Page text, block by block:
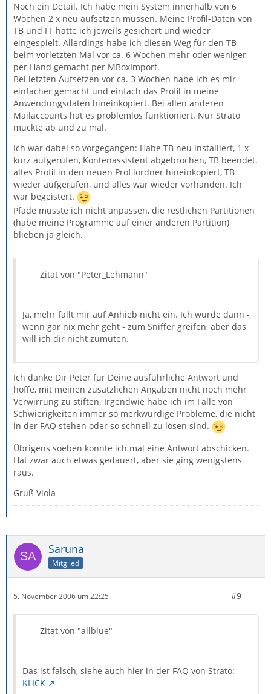
Noch ein Detail. Ich habe mein System innerhalb von 6
Wochen 2 x neu aufsetzen müssen. Meine Profil-Daten von
TB und FF hatte ich jeweils gesichert und wieder
eingespielt. Allerdings habe ich diesen Weg für den TB
beim vorletzten Mal vor ca. 6 Wochen mehr oder weniger
per Hand gemacht per MBoxImport.
Bei letzten Aufsetzen vor ca. 3 Wochen habe ich es mir
einfacher gemacht und einfach das Profil in meine
Anwendungsdaten hineinkopiert. Bei allen anderen
Mailaccounts hat es problemlos funktioniert. Nur Strato
muckte ab und zu mal.
Ich war dabei so vorgegangen: Habe TB neu installiert, 1 x
kurz aufgerufen, Kontenassistent abgebrochen, TB beendet.
altes Profil in den neuen Profilordner hineinkopiert, TB
wieder aufgerufen, und alles war wieder vorhanden. Ich
war begeistert.
Pfade musste ich nicht anpassen, die restlichen Partitionen
(habe meine Programme auf einer anderen Partition)
blieben ja gleich.
Zitat von "Peter_Lehmann"
Ja, mehr fällt mir auf Anhieb nicht ein. Ich würde dann -
wenn gar nix mehr geht - zum Sniffer greifen, aber das
will ich dir nicht zumuten.
Ich danke Dir Peter für Deine ausführliche Antwort und
hoffe, mit meinen zusätzlichen Angaben nicht noch mehr
Verwirrung zu stiften. Irgendwie habe ich im Falle von
Schwierigkeiten immer so merkwürdige Probleme, die nicht
in der FAQ stehen oder so schnell zu lösen sind.
Übrigens soeben konnte ich mal eine Antwort abschicken.
Hat zwar auch etwas gedauert, aber sie ging wenigstens
raus.
Gruß Viola
Saruna
Mitglied
5. November 2006 um 22:25 #9
Zitat von "allblue"
Das ist falsch, siehe auch hier in der FAQ von Strato:
KLICK